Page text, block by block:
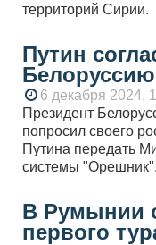
территорий Сирии.
Путин
6 декабря 2024,
Президент
попросил своего
Путина передать
системы "Орешник".
В Румынии
первого